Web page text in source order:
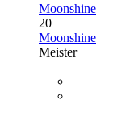
Moonshine
20
Moonshine
Meister